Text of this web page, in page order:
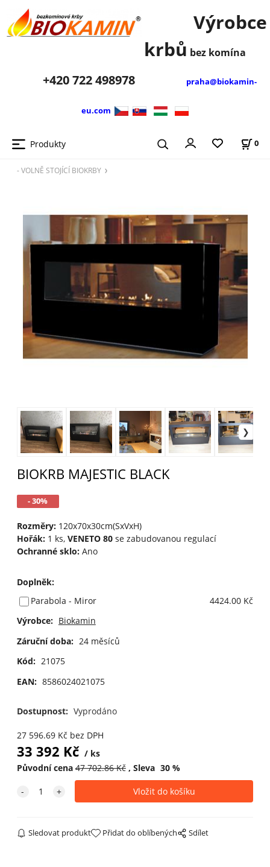
Výrobce
krbů bez komína
+420722 498978 praha@biokamin-
eu.com
Produkty 0
- VOLNĚ STOJÍCÍ BIOKRBY
BIOKRB MAJESTIC BLACK
- 30%
Rozměry:120x70x30cm(SxVxH)
Hořák:1 ks,VENETO 80se zabudovanou regulací
Ochranné sklo:Ano
Doplněk:
Parabola - Miror
4424.00 Kč
Výrobce: Biokamin
Záruční doba: 24 měsíců
Kód: 21075
EAN: 8586024021075
Dostupnost: Vyprodáno
27 596.69Kč bez DPH
33 392 Kč
ks
Původní cena 47 702.86Kč Sleva 30%
Sledovat produkt Přidat do oblíbených Sdílet